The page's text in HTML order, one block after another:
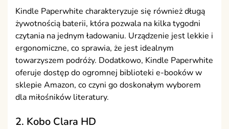
Kindle Paperwhite charakteryzuje się również długą
żywotnością baterii, która pozwala na kilka tygodni
czytania na jednym ładowaniu. Urządzenie jest lekkie i
ergonomiczne, co sprawia, że jest idealnym
towarzyszem podróży. Dodatkowo, Kindle Paperwhite
oferuje dostęp do ogromnej biblioteki e-booków w
sklepie Amazon, co czyni go doskonałym wyborem
dla miłośników literatury.
2. Kobo Clara HD